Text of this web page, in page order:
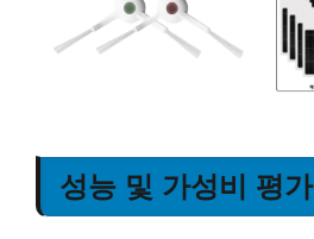
성능 및 가성비 평가